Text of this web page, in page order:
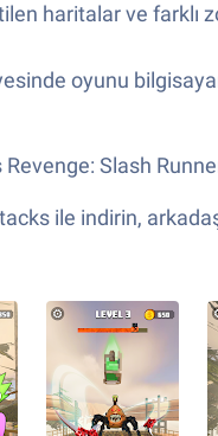
haritalar ve farklı
oyunu
Slash
ile indirin,